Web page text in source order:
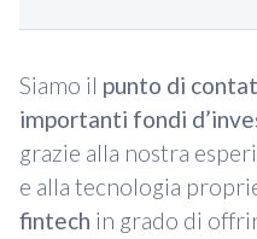
Siamo il punto di
importanti fondi
grazie alla nostra
e alla tecnologia
fintech in grado di